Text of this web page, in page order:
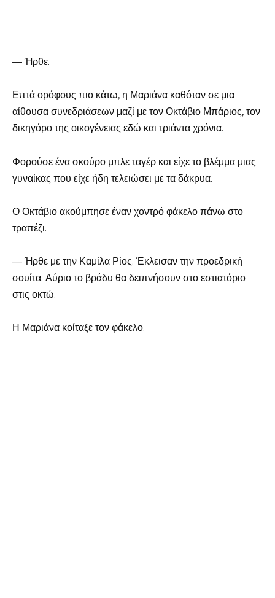
— Ήρθε.
Επτά ορόφους πιο κάτω, η Μαριάνα καθόταν σε μια
αίθουσα συνεδριάσεων μαζί με τον Οκτάβιο Μπάριος, τον
δικηγόρο της οικογένειας εδώ και τριάντα χρόνια.
Φορούσε ένα σκούρο μπλε ταγέρ και είχε το βλέμμα μιας
γυναίκας που είχε ήδη τελειώσει με τα δάκρυα.
Ο Οκτάβιο ακούμπησε έναν χοντρό φάκελο πάνω στο
τραπέζι.
— Ήρθε με την Καμίλα Ρίος. Έκλεισαν την προεδρική
σουίτα. Αύριο το βράδυ θα δειπνήσουν στο εστιατόριο
στις οκτώ.
Η Μαριάνα κοίταξε τον φάκελο.